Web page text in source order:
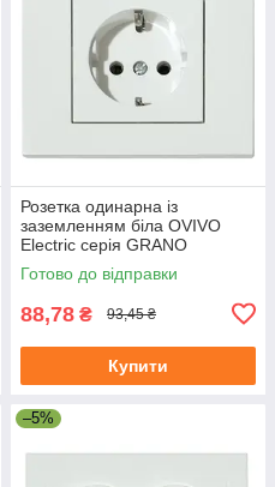
Розетка одинарна із
заземленням біла OVIVO
Electric серія GRANO
Готово до відправки
88,78 ₴ 93,45 ₴
Купити
–5%